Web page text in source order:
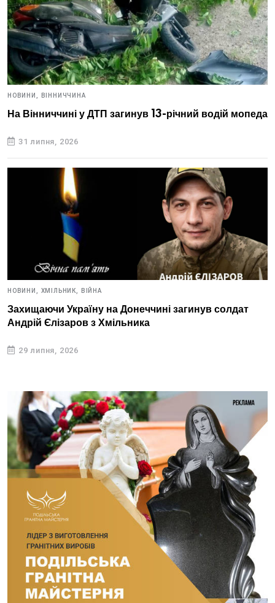
НОВИНИ, ВІННИЧЧИНА
На Вінниччині у ДТП загинув 13-річний водій мопеда
31 липня, 2026
НОВИНИ, ХМІЛЬНИК, ВІЙНА
Захищаючи Україну на Донеччині загинув солдат
Андрій Єлізаров з Хмільника
29 липня, 2026